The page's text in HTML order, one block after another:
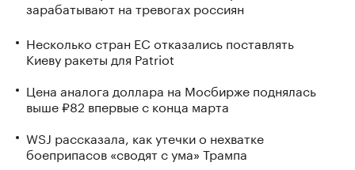
зарабатывают на тревогах россиян
Несколько стран ЕС отказались поставлять
Киеву ракеты для Patriot
Цена аналога доллара на Мосбирже поднялась
выше ₽82 впервые с конца марта
WSJ рассказала, как утечки о нехватке
боеприпасов «сводят с ума» Трампа